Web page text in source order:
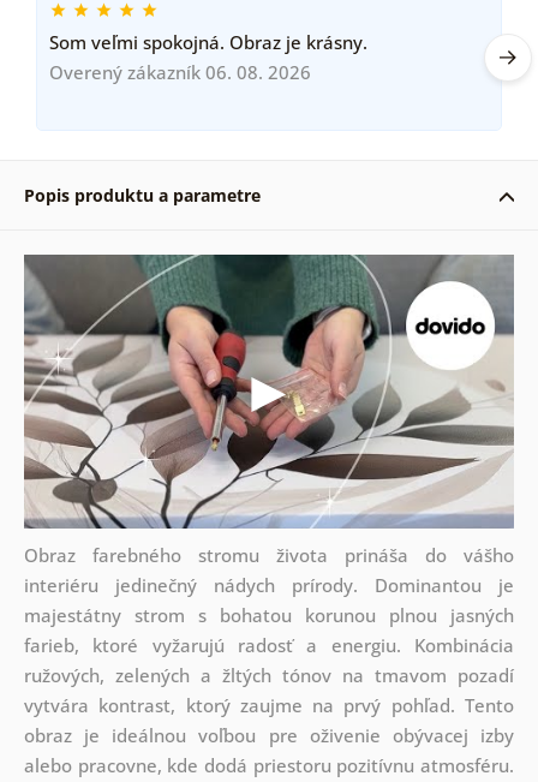
Som veľmi spokojná. Obraz je krásny.
Overený zákazník 06. 08. 2026
Popis produktu a parametre
Obraz farebného stromu života prináša do vášho
interiéru jedinečný nádych prírody. Dominantou je
majestátny strom s bohatou korunou plnou jasných
farieb, ktoré vyžarujú radosť a energiu. Kombinácia
ružových, zelených a žltých tónov na tmavom pozadí
vytvára kontrast, ktorý zaujme na prvý pohľad. Tento
obraz je ideálnou voľbou pre oživenie obývacej izby
alebo pracovne, kde dodá priestoru pozitívnu atmosféru.